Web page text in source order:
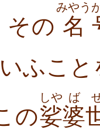
その 名
みやう
ふこと
の娑
しや
婆
ば